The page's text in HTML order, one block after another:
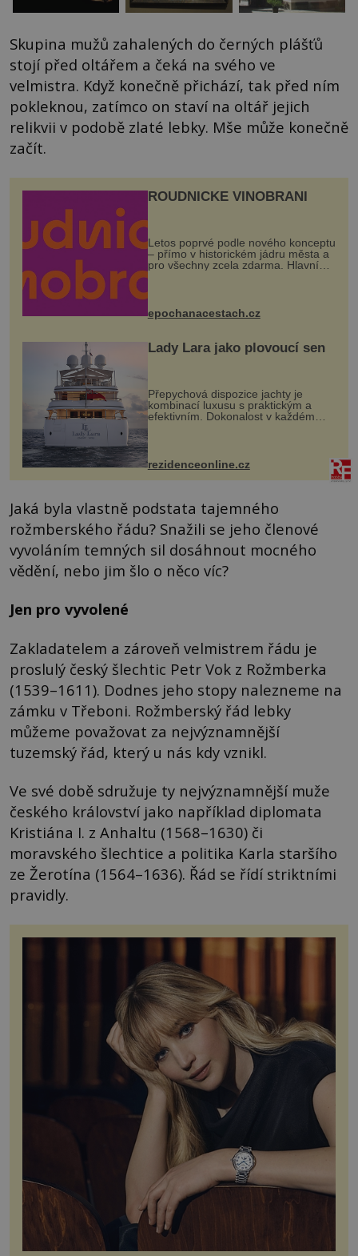
Skupina mužů zahalených do černých plášťů
stojí před oltářem a čeká na svého ve
velmistra. Když konečně přichází, tak před ním
pokleknou, zatímco on staví na oltář jejich
relikvii v podobě zlaté lebky. Mše může konečně
začít.
ROUDNICKÉ VINOBRANÍ
Letos poprvé podle nového konceptu
– přímo v historickém jádru města a
pro všechny zcela zdarma. Hlavní
program se odehraje na Karlově a
mohou těšit na víno, burčák, pes...
epochanacestach.cz
Lady Lara jako plovoucí sen
Přepychová dispozice jachty je
kombinací luxusu s praktickým a
efektivním. Dokonalost v každém
detailu představuje značka Fendi
Casa, kterou byly vybaveny její
paluby. Monacký přístav nabízí
každoročn...
rezidenceonline.cz
Jaká byla vlastně podstata tajemného
rožmberského řádu? Snažili se jeho členové
vyvoláním temných sil dosáhnout mocného
vědění, nebo jim šlo o něco víc?
Jen pro vyvolené
Zakladatelem a zároveň velmistrem řádu je
proslulý český šlechtic Petr Vok z Rožmberka
(1539–1611). Dodnes jeho stopy nalezneme na
zámku v Třeboni. Rožmberský řád lebky
můžeme považovat za nejvýznamnější
tuzemský řád, který u nás kdy vznikl.
Ve své době sdružuje ty nejvýznamnější muže
českého království jako například diplomata
Kristiána I. z Anhaltu (1568–1630) či
moravského šlechtice a politika Karla staršího
ze Žerotína (1564–1636). Řád se řídí striktními
pravidly.